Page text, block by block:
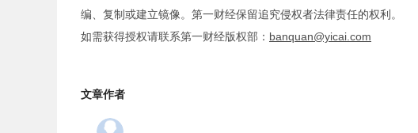
编、复制或建立镜像。第一财经保留追究侵权者法律责任的权利。
如需获得授权请联系第一财经版权部： banquan@yicai.com
文章作者